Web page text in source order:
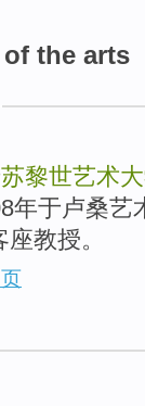
the arts
苏黎世艺术
年于卢桑
教授。